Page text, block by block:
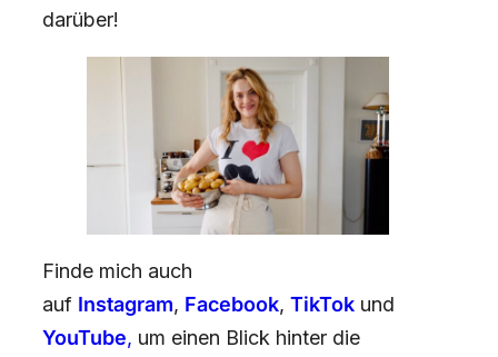
darüber!
Finde mich auch
auf Instagram, Facebook, TikTok und
YouTube, um einen Blick hinter die